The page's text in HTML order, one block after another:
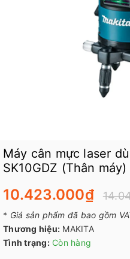
Máy cân mực laser
SK10GDZ (Thân máy)
10.423.000₫
* Giá sản phẩm đã bao gồm
Thương hiệu: MAKITA
Tình trạng: Còn hàng